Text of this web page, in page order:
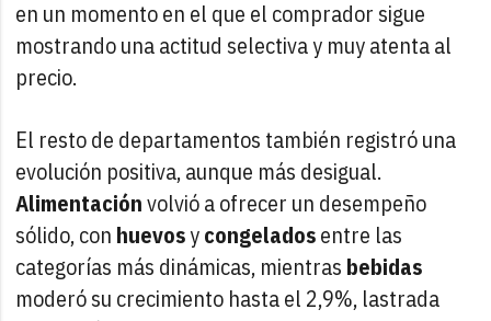
en un momento en el que el comprador sigue
mostrando una actitud selectiva y muy atenta al
precio.
El resto de departamentos también registró una
evolución positiva, aunque más desigual.
Alimentaciónvolvió a ofrecer un desempeño
sólido, con huevosycongeladosentre las
categorías más dinámicas, mientras bebidas
moderó su crecimiento hasta el 2,9%, lastrada